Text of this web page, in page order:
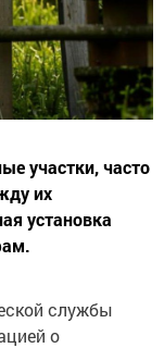
участки, часто
их
установка
службы
о